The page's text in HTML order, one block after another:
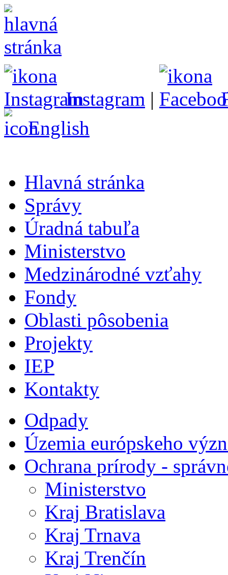
Instagram |
English
Hlavná stránka
Správy
Úradná tabuľa
Ministerstvo
Medzinárodné vzťahy
Fondy
Oblasti pôsobenia
Projekty
IEP
Kontakty
Odpady
Územia európskeho
Ochrana prírody -
Ministerstvo
Kraj Bratislava
Kraj Trnava
Kraj Trenčín